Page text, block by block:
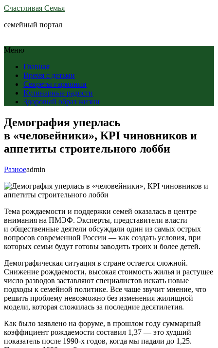
Счастливая Семья
семейный портал
Меню
Главная
Время с детьми
Секреты гармонии
Кулинарные радости
Здоровый образ жизни
Демография уперлась
в «человейники», КРI чиновников и
аппетиты строительного лобби
Разноеadmin
Тема рождаемости и поддержки семей оказалась в центре
внимания на ПМЭФ. Эксперты, представители власти
и общественные деятели обсуждали один из самых острых
вопросов современной России — как создать условия, при
которых семьи будут готовы заводить троих и более детей.
Демографическая ситуация в стране остается сложной.
Снижение рождаемости, высокая стоимость жилья и растущее
число разводов заставляют специалистов искать новые
подходы к семейной политике. Все чаще звучит мнение, что
решить проблему невозможно без изменения жилищной
модели, которая сложилась за последние десятилетия.
Как было заявлено на форуме, в прошлом году суммарный
коэффициент рождаемости составил 1,37 — это худший
показатель после 1990-х годов, когда мы падали до 1,25.